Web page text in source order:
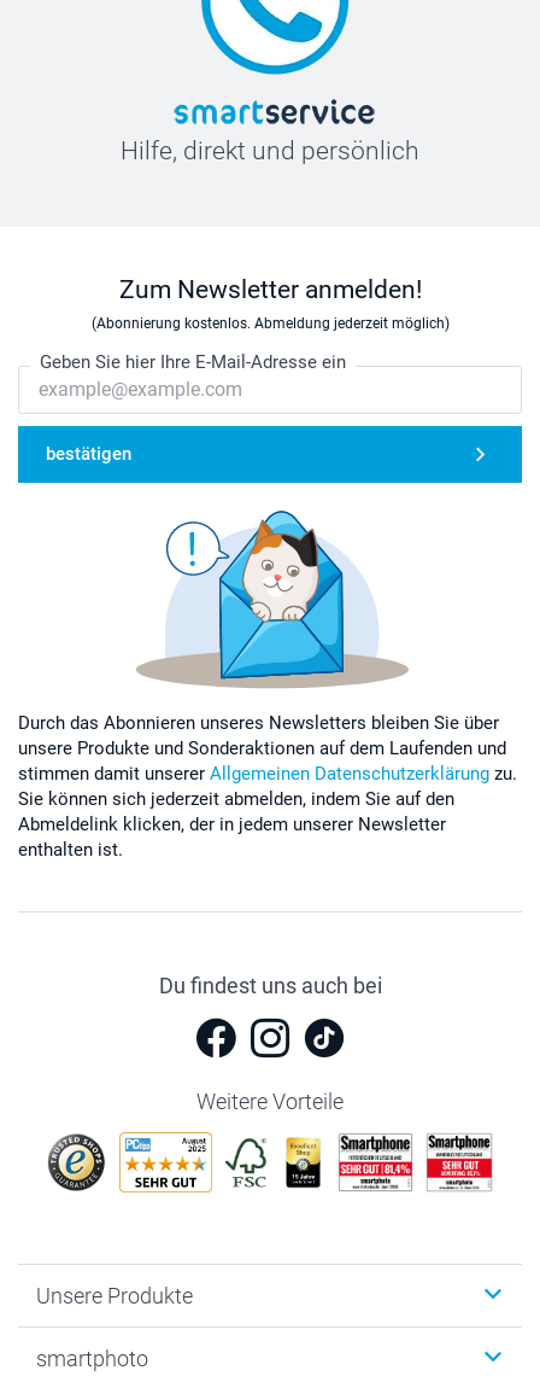
Hilfe, direkt und persönlich
Zum Newsletter anmelden!
(Abonnierung kostenlos. Abmeldung jederzeit möglich)
Geben Sie hier Ihre E-Mail-Adresse ein
bestätigen
Durch das Abonnieren unseres Newsletters bleiben Sie über
unsere Produkte und Sonderaktionen auf dem Laufenden und
stimmen damit unserer Allgemeinen Datenschutzerklärung zu.
Sie können sich jederzeit abmelden, indem Sie auf den
Abmeldelink klicken, der in jedem unserer Newsletter
enthalten ist.
Du findest uns auch bei
Weitere Vorteile
Unsere Produkte
Fotogeschenke
smartphoto